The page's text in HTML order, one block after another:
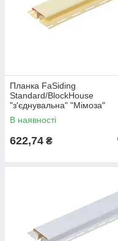
Планка FaSiding
Standard/BlockHouse
"з'єднувальна" "Мімоза"
В наявності
622,74 ₴